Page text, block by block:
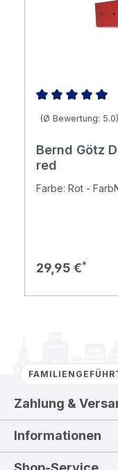
(Ø Bewertung: 5.0)
Bernd Götz
red
Farbe: Rot -
Regulärer Preis:
29,95 €
Zahlung &
Informationen